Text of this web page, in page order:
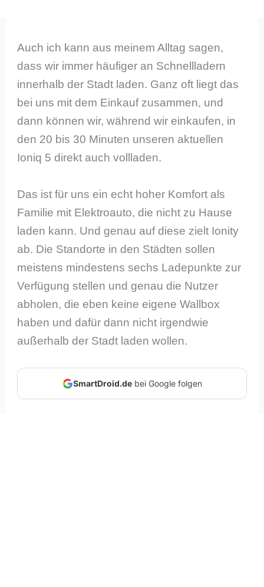
Auch ich kann aus meinem Alltag sagen,
dass wir immer häufiger an Schnellladern
innerhalb der Stadt laden. Ganz oft liegt das
bei uns mit dem Einkauf zusammen, und
dann können wir, während wir einkaufen, in
den 20 bis 30 Minuten unseren aktuellen
Ioniq 5 direkt auch vollladen.
Das ist für uns ein echt hoher Komfort als
Familie mit Elektroauto, die nicht zu Hause
laden kann. Und genau auf diese zielt Ionity
ab. Die Standorte in den Städten sollen
meistens mindestens sechs Ladepunkte zur
Verfügung stellen und genau die Nutzer
abholen, die eben keine eigene Wallbox
haben und dafür dann nicht irgendwie
außerhalb der Stadt laden wollen.
SmartDroid.debei Google folgen